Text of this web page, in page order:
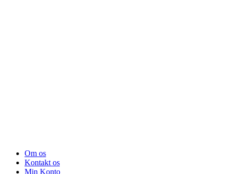
Om os
Kontakt os
Min Konto